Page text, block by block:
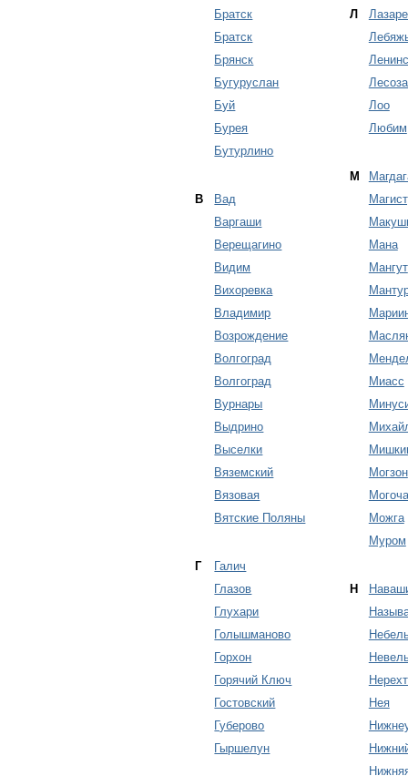
Братск
Братск
Брянск
Бугуруслан
Буй
Бурея
Бутурлино
В
Вад
Варгаши
Верещагино
Видим
Вихоревка
Владимир
Возрождение
Волгоград
Волгоград
Вурнары
Выдрино
Выселки
Вяземский
Вязовая
Вятские Поляны
Г
Галич
Глазов
Глухари
Голышманово
Горхон
Горячий Ключ
Гостовский
Губерово
Гыршелун
Л
Лоо
Любим
М
Мана
Мангут
Миасс
Могзон
Могоча
Можга
Муром
Н
Нея